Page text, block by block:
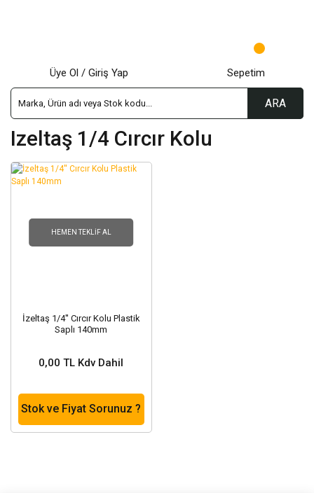
ARA
Üye Ol / Giriş Yap Sepetim
Izeltaş 1/4 Cırcır Kolu
HEMEN TEKLIF AL
İzeltaş 1/4'' Cırcır Kolu Plastik
Saplı 140mm
0,00 TL Kdv Dahil
Stok ve Fiyat Sorunuz ?